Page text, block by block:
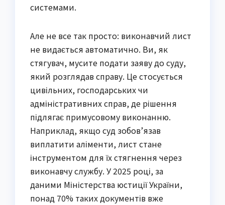
системами.
Але не все так просто: виконавчий лист
не видається автоматично. Ви, як
стягувач, мусите подати заяву до суду,
який розглядав справу. Це стосується
цивільних, господарських чи
адміністративних справ, де рішення
підлягає примусовому виконанню.
Наприклад, якщо суд зобов’язав
виплатити аліменти, лист стане
інструментом для їх стягнення через
виконавчу службу. У 2025 році, за
даними Міністерства юстиції України,
понад 70% таких документів вже